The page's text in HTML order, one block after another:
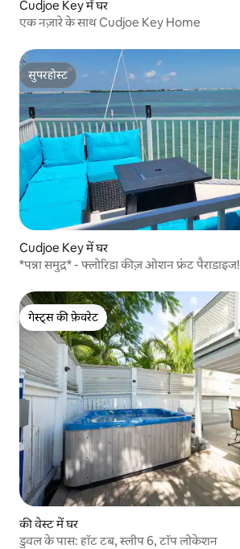
Cudjoe Key में घर
एक नज़ारे के साथ Cudjoe Key Home
सुपरहोस्ट
सुपरहोस्ट
Cudjoe Key में घर
*पन्ना समुद्र* - फ्लोरिडा कीज़ ओशन फ्रंट पैराडाइज!
गेस्ट्स की फ़ेवरेट
गेस्ट्स की फ़ेवरेट
की वेस्ट में घर
डुवल के पास: हॉट टब, स्लीप 6, टॉप लोकेशन